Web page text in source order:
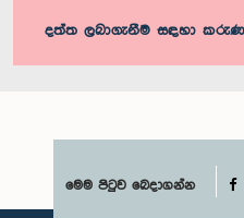
දත්ත ලබාගැනීම සඳහා
මෙම පිටුව බෙදාගන්න